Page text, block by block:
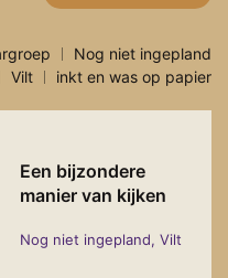
Nog niet ingepland
Vilt inkt en was op papier
Een bijzondere
manier van kijken
Nog niet ingepland, Vilt